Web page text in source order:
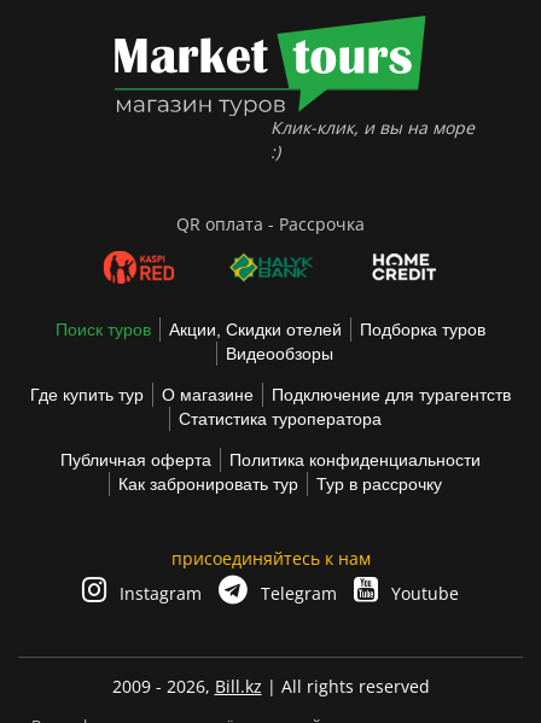
Клик-клик, и вы на море
:)
QR оплата - Рассрочка
Поиск туров Акции, Скидки отелей
Подборка туров
Видеообзоры
Где купить тур О магазине
Подключение для турагентств
Статистика туроператора
Публичная оферта
Политика конфиденциальности
Как забронировать тур
Тур в рассрочку
присоединяйтесь к нам
Instagram
Telegram Youtube
2009 - 2026, Bill.kz | All rights reserved